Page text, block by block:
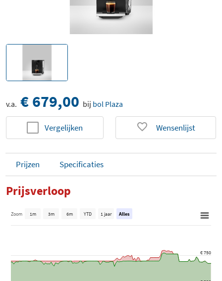
v.a. € 679,00 bij bol Plaza
Vergelijken Wensenlijst
Prijzen Specificaties
Prijsverloop
€ 750
Zoom 1m 3m 6m YTD 1 jaar Alles